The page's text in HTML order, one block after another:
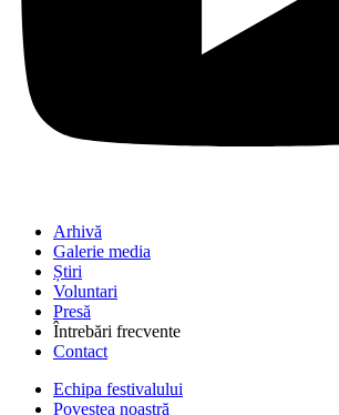
Arhivă
Galerie media
Știri
Voluntari
Presă
Întrebări frecvente
Contact
Echipa festivalului
Povestea noastră